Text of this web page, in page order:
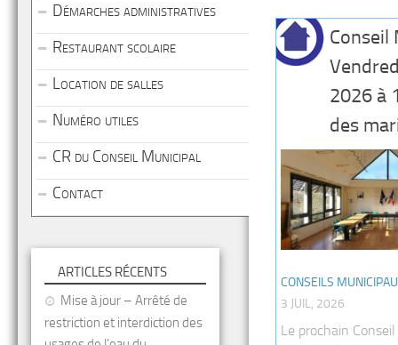
Conseil
2026 à
des
CONSEILS
3 JUIL, 2026
Le prochain
Démarches administratives
Restaurant scolaire
Location de salles
Numéro utiles
CR du Conseil Municipal
Contact
ARTICLES RÉCENTS
Mise à jour – Arrêté de
restriction et interdiction des